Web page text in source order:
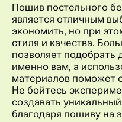
Пошив постельного
является отличным
экономить, но при
стиля и качества.
позволяет подобрать
именно вам, а
материалов поможет
Не бойтесь
создавать
благодаря пошиву на